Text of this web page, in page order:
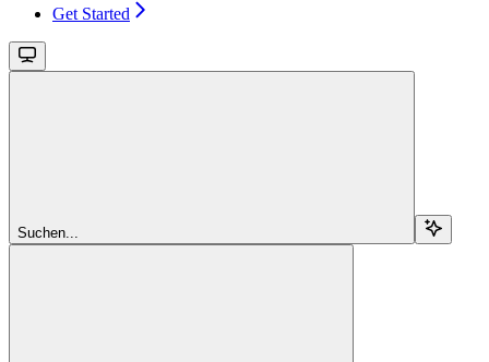
Get Started
Suchen...